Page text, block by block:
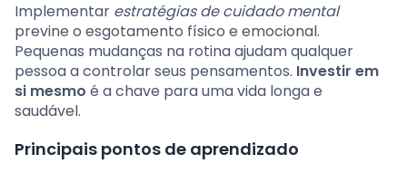
Implementar estratégias de cuidado mental
previne o esgotamento físico e emocional.
Pequenas mudanças na rotina ajudam qualquer
pessoa a controlar seus pensamentos. Investir em
si mesmo é a chave para uma vida longa e
saudável.
Principais pontos de aprendizado